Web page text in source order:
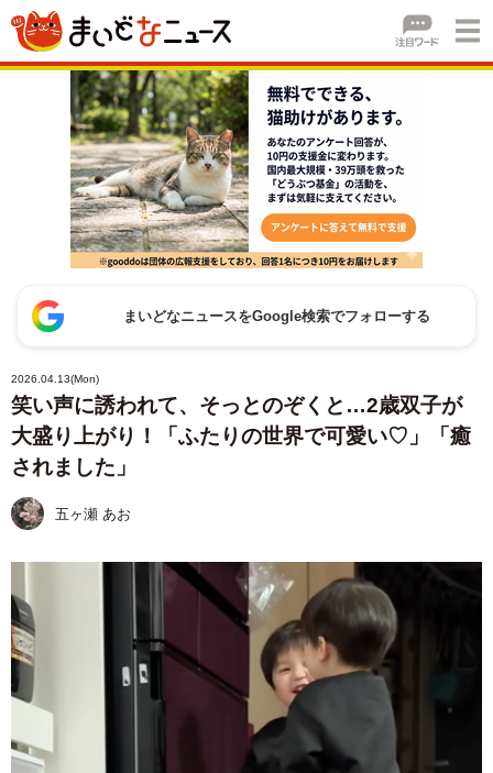
まいどなニュースをGoogle検索でフォローする
2026.04.13(Mon)
笑い声に誘われて、そっとのぞくと…2歳双子が
大盛り上がり！「ふたりの世界で可愛い♡」「癒
されました」
五ヶ瀬 あお